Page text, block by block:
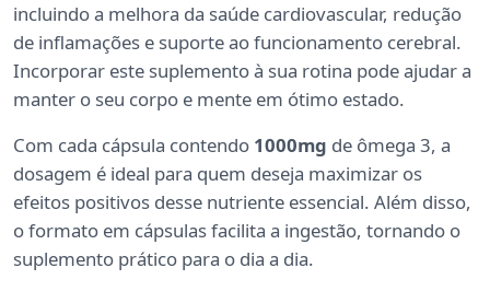
incluindo a melhora da saúde cardiovascular, redução
de inflamações e suporte ao funcionamento cerebral.
Incorporar este suplemento à sua rotina pode ajudar a
manter o seu corpo e mente em ótimo estado.
Com cada cápsula contendo 1000mg de ômega 3, a
dosagem é ideal para quem deseja maximizar os
efeitos positivos desse nutriente essencial. Além disso,
o formato em cápsulas facilita a ingestão, tornando o
suplemento prático para o dia a dia.